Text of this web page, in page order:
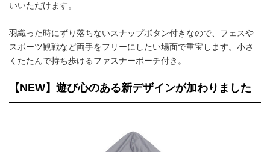
いいただけます。
羽織った時にずり落ちないスナップボタン付きなので、フェスや
スポーツ観戦など両手をフリーにしたい場面で重宝します。小さ
くたたんで持ち歩けるファスナーポーチ付き。
【NEW】遊び心のある新デザインが加わりました